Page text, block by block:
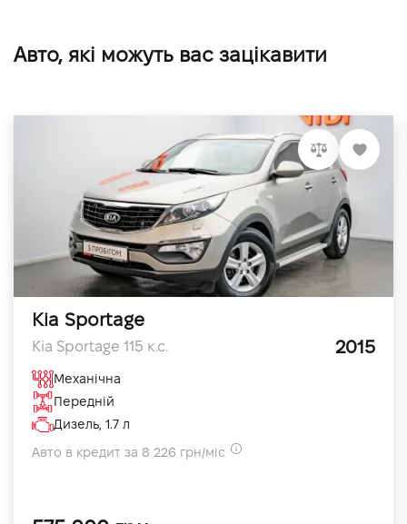
Авто, які можуть вас зацікавити
Kia Sportage
Kia Sportage 115 к.с. 2015
Механічна
Передній
Дизель, 1.7 л
Авто в кредит за 8 226 грн/міс